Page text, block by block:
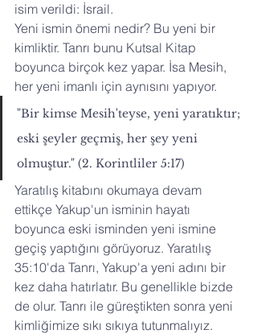
isim verildi: İsrail.
Yeni ismin önemi nedir? Bu yeni bir
kimliktir. Tanrı bunu Kutsal Kitap
boyunca birçok kez yapar. İsa Mesih,
her yeni imanlı için aynısını yapıyor.
"Bir kimse Mesih'teyse, yeni yaratıktır;
eski şeyler geçmiş, her şey yeni
olmuştur." (2. Korintliler 5:17)
Yaratılış kitabını okumaya devam
ettikçe Yakup'un isminin hayatı
boyunca eski isminden yeni ismine
geçiş yaptığını görüyoruz. Yaratılış
35:10'da Tanrı, Yakup'a yeni adını bir
kez daha hatırlatır. Bu genellikle bizde
de olur. Tanrı ile güreştikten sonra yeni
kimliğimize sıkı sıkıya tutunmalıyız.